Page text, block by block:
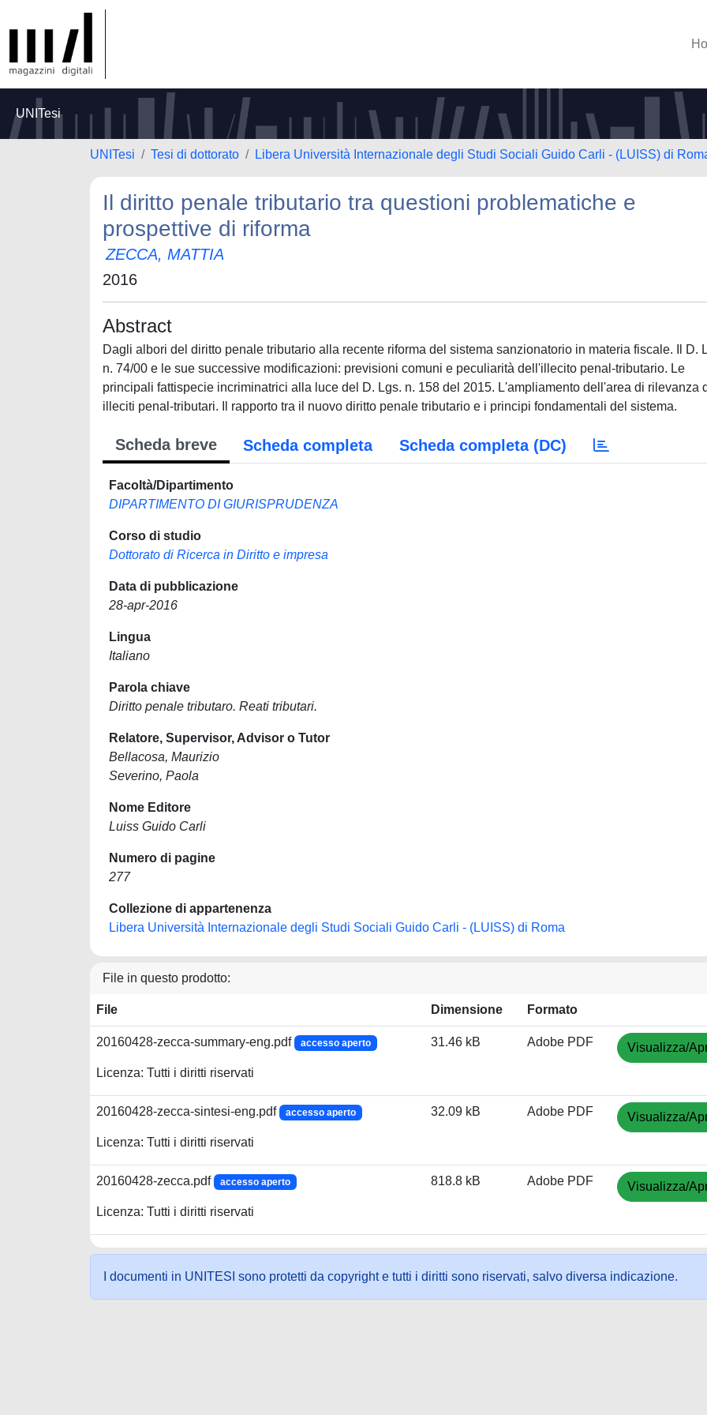
UNITesi
UNITesi Tesi di dottorato Libera Università Internazionale degli Studi Sociali Guido Carli - (LUISS) di
Il diritto penale tributario tra questioni problematiche e
prospettive di riforma
ZECCA, MATTIA
2016
Abstract
Dagli albori del diritto penale tributario alla recente riforma del sistema sanzionatorio in materia fiscale. Il D.
n. 74/00 e le sue successive modificazioni: previsioni comuni e peculiarità dell'illecito penal-tributario. Le
principali fattispecie incriminatrici alla luce del D. Lgs. n. 158 del 2015. L'ampliamento dell'area di rilevanza
illeciti penal-tributari. Il rapporto tra il nuovo diritto penale tributario e i principi fondamentali del sistema.
Scheda breve Scheda completa Scheda completa (DC)
Facoltà/Dipartimento
DIPARTIMENTO DI GIURISPRUDENZA
Corso di studio
Dottorato di Ricerca in Diritto e impresa
Data di pubblicazione
28-apr-2016
Lingua
Italiano
Parola chiave
Diritto penale tributaro. Reati tributari.
Relatore, Supervisor, Advisor o Tutor
Bellacosa, Maurizio
Severino, Paola
Nome Editore
Luiss Guido Carli
Numero di pagine
277
Collezione di appartenenza
Libera Università Internazionale degli Studi Sociali Guido Carli - (LUISS) di Roma
File in questo prodotto:
File Dimensione Formato
20160428-zecca-summary-eng.pdf accesso aperto
Licenza: Tutti i diritti riservati
31.46 kB Adobe PDF Visualizza/
20160428-zecca-sintesi-eng.pdf accesso aperto
Licenza: Tutti i diritti riservati
32.09 kB Adobe PDF Visualizza/
20160428-zecca.pdf accesso aperto
Licenza: Tutti i diritti riservati
818.8 kB Adobe PDF Visualizza/
I documenti in UNITESI sono protetti da copyright e tutti i diritti sono riservati, salvo diversa indicazione.